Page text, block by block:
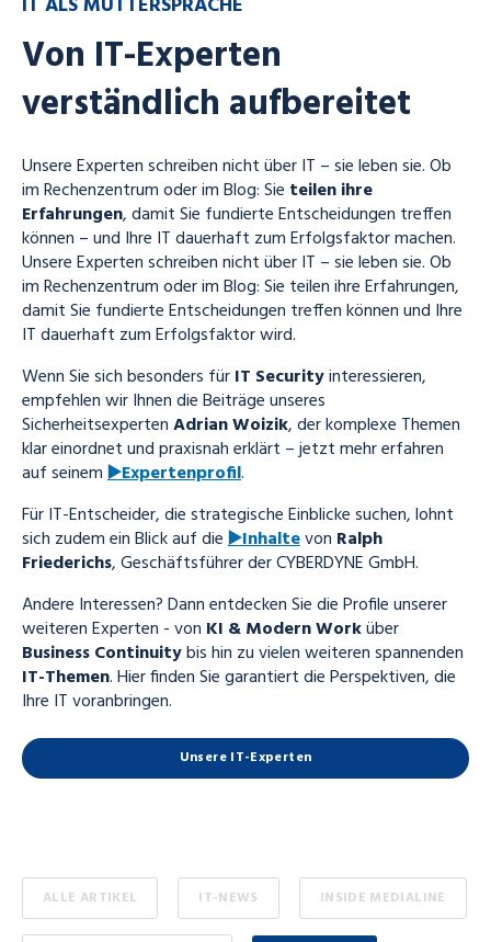
Von IT-Experten
verständlich aufbereitet
Unsere Experten schreiben nicht über IT – sie leben sie. Ob
im Rechenzentrum oder im Blog: Sie teilen ihre
Erfahrungen, damit Sie fundierte Entscheidungen treffen
können – und Ihre IT dauerhaft zum Erfolgsfaktor machen.
Unsere Experten schreiben nicht über IT – sie leben sie. Ob
im Rechenzentrum oder im Blog: Sie teilen ihre Erfahrungen,
damit Sie fundierte Entscheidungen treffen können und Ihre
IT dauerhaft zum Erfolgsfaktor wird.
Wenn Sie sich besonders fürIT Securityinteressieren,
empfehlen wir Ihnen die Beiträge unseres
SicherheitsexpertenAdrian Woizik, der komplexe Themen
klar einordnet und praxisnah erklärt – jetzt mehr erfahren
auf seinem▶️Expertenprofil.
Für IT-Entscheider, die strategische Einblicke suchen, lohnt
sich zudem ein Blick auf die▶️Inhaltevon Ralph
Friederichs, Geschäftsführer der CYBERDYNE GmbH.
Andere Interessen? Dann entdecken Sie die Profile unserer
weiteren Experten - von KI & Modern Worküber
Business Continuitybis hin zu vielen weiteren spannenden
IT-Themen. Hier finden Sie garantiert die Perspektiven, die
Ihre IT voranbringen.
Unsere IT-Experten
ALLE ARTIKEL IT-NEWS INSIDE MEDIALINE